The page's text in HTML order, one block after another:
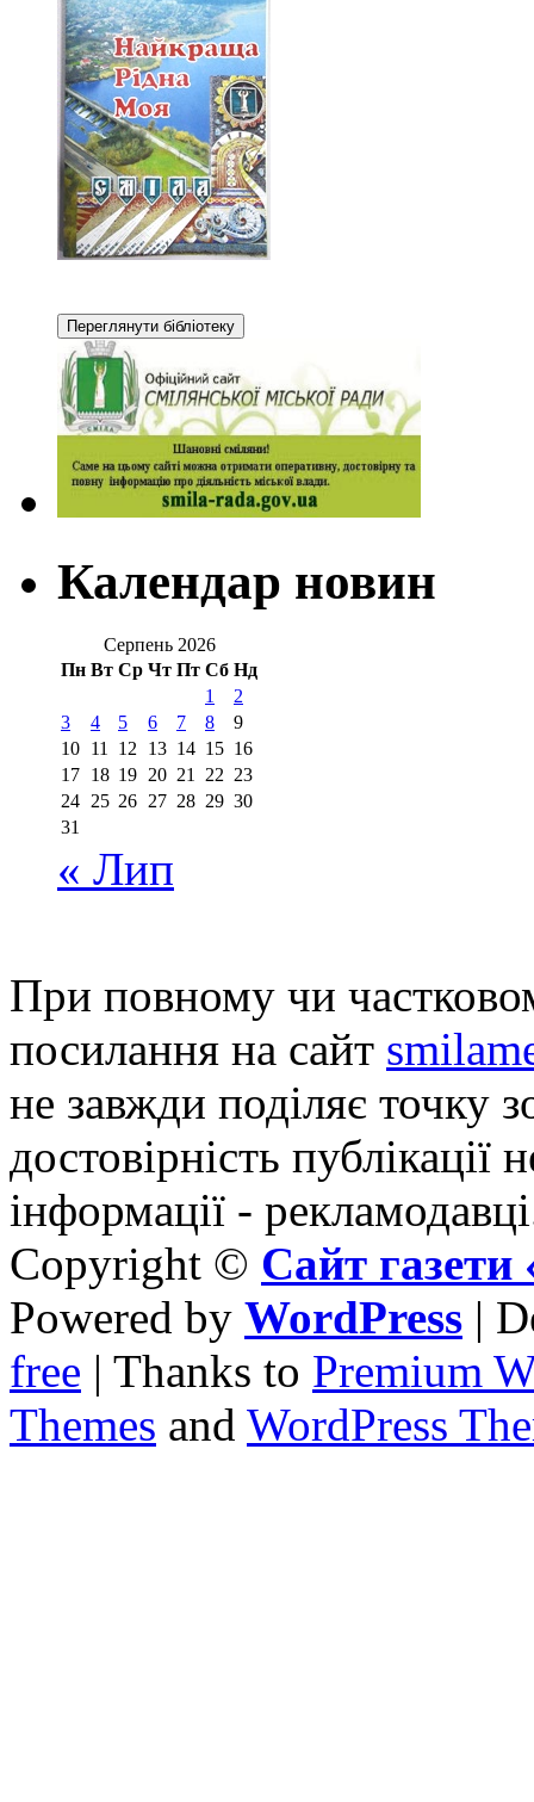
Календар новин
Серпень 2026
Пн Вт Ср Чт Пт Сб Нд
1
2
3
4 5 6 7 8
9
10 11 12 13 14 15 16
17 18 19 20 21 22 23
24 25 26 27 28 29 30
31
« Лип
При повному чи
посилання на сайт
не завжди поділяє точку
достовірність публікації
інформації -
Copyright © Сайт
Powered by WordPress |
free | Thanks to Premium
Themes and WordPress